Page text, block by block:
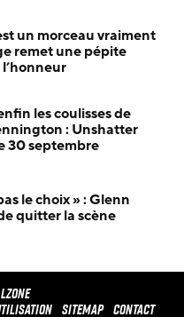
un morceau vraiment
remet une pépite
les coulisses de
: Unshatter
30 septembre
le choix » : Glenn
quitter la scène
Sitemap Contact